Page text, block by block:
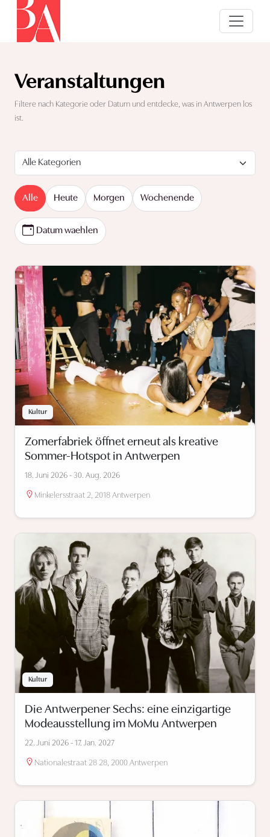
Veranstaltungen
Filtere nach Kategorie oder Datum und entdecke, was in Antwerpen los
ist.
Alle Heute Morgen Wochenende
Datum waehlen
Kultur
Zomerfabriek öffnet erneut als kreative
Sommer-Hotspot in Antwerpen
18. Juni 2026 - 30. Aug. 2026
Minkelersstraat 2, 2018 Antwerpen
Kultur
Die Antwerpener Sechs: eine einzigartige
Modeausstellung im MoMu Antwerpen
22. Juni 2026 - 17. Jan. 2027
Nationalestraat 28 28, 2000 Antwerpen